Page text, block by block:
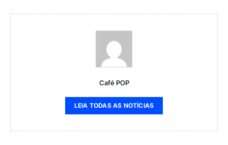
Café POP
LEIA TODAS AS NOTÍCIAS